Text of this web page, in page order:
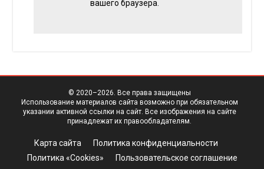
вашего браузера.
© 2020–2026. Все права защищены
Использование материалов сайта возможно при обязательном
указании активной ссылки на сайт. Все изображения на сайте
принадлежат их правообладателям.
Карта сайта
Политика конфиденциальности
Политика «Cookies»
Пользовательское соглашение